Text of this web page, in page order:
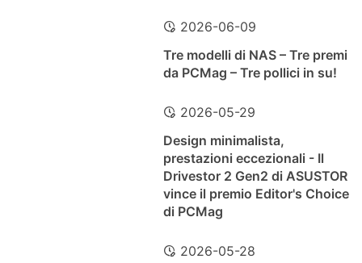
2026-06-09
Tre modelli di NAS – Tre premi
da PCMag – Tre pollici in su!
2026-05-29
Design minimalista,
prestazioni eccezionali - Il
Drivestor 2 Gen2 di ASUSTOR
vince il premio Editor's Choice
di PCMag
2026-05-28